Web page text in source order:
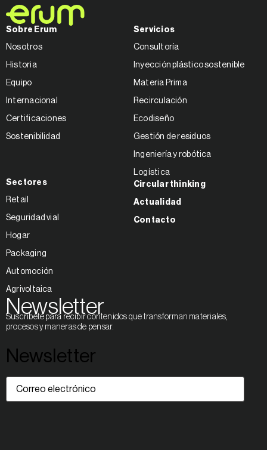
Sobre Erum
Nosotros
Historia
Equipo
Internacional
Certificaciones
Sostenibilidad
Servicios
Consultoría
Inyección plástico sostenible
Materia Prima
Recirculación
Ecodiseño
Gestión de residuos
Ingeniería y robótica
Logística
Sectores
Retail
Seguridad vial
Hogar
Packaging
Automoción
Agrivoltaica
Circular thinking
Actualidad
Contacto
Newsletter
Suscríbete para recibir contenidos que transforman materiales,
procesos y maneras de pensar.
Newsletter
Correo
electrónico(Obligatorio)